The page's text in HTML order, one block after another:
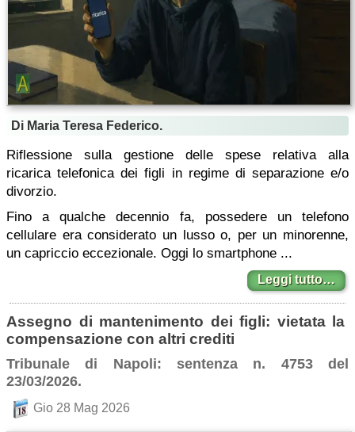
Di Maria Teresa Federico.
Riflessione sulla gestione delle spese relativa alla
ricarica telefonica dei figli in regime di separazione e/o
divorzio.
Fino a qualche decennio fa, possedere un telefono
cellulare era considerato un lusso o, per un minorenne,
un capriccio eccezionale. Oggi lo smartphone ...
Leggi tutto…
Assegno di mantenimento dei figli: vietata la
compensazione con altri crediti
Tribunale di Napoli: sentenza n. 4753 del
23/03/2026.
Gio 28 Mag 2026